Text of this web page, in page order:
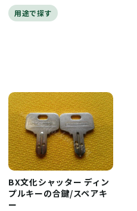
用途で探す
BX文化シャッター ディン
プルキーの合鍵/スペアキ
ー